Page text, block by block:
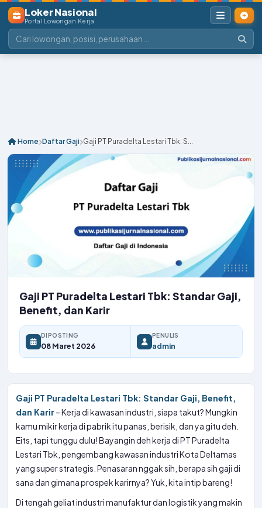
Loker Nasional
Portal Lowongan Kerja
Home Daftar Gaji Gaji PT Puradelta Lestari Tbk: S...
Gaji PT Puradelta Lestari Tbk: Standar Gaji,
Benefit, dan Karir
DIPOSTING
08 Maret 2026
PENULIS
admin
Gaji PT Puradelta Lestari Tbk: Standar Gaji, Benefit,
dan Karir– Kerja di kawasan industri, siapa takut? Mungkin
kamu mikir kerja di pabrik itu panas, berisik, dan ya gitu deh.
Eits, tapi tunggu dulu! Bayangin deh kerja di PT Puradelta
Lestari Tbk, pengembang kawasan industri Kota Deltamas
yang super strategis. Penasaran nggak sih, berapa sih gaji di
sana dan gimana prospek karirnya? Yuk, kita intip bareng!
Di tengah geliat industri manufaktur dan logistik yang makin